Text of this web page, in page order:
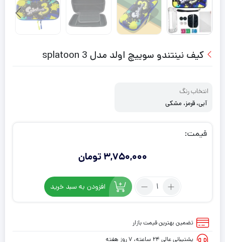
کیف نینتندو سوییچ اولد مدل splatoon 3
انتخاب رنگ
آبی، قرمز، مشکی
قیمت:
3,750,000 تومان
تعداد:
سوییچ
افزودن به سبد خرید
تضمین بهترین قیمت بازار
پشتیبانی عالی ۲۴ ساعته، ۷ روز هفته